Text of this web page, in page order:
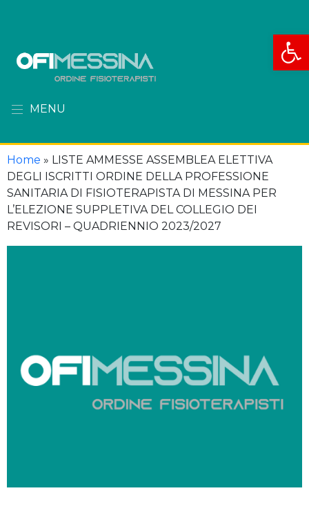
Apri
MENU
Home » LISTE AMMESSE ASSEMBLEA ELETTIVA
DEGLI ISCRITTI ORDINE DELLA PROFESSIONE
SANITARIA DI FISIOTERAPISTA DI MESSINA PER
L’ELEZIONE SUPPLETIVA DEL COLLEGIO DEI
REVISORI – QUADRIENNIO 2023/2027